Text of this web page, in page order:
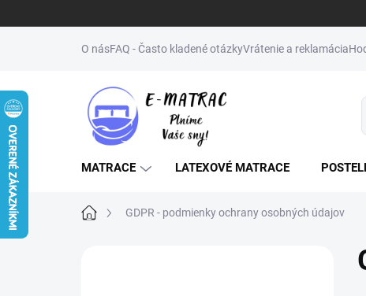
O násFAQ - Často kladené otázkyVrátenie a reklamácia
MATRACE LATEXOVÉ MATRACE
DomovGDPR - podmienky ochrany osobných údajov